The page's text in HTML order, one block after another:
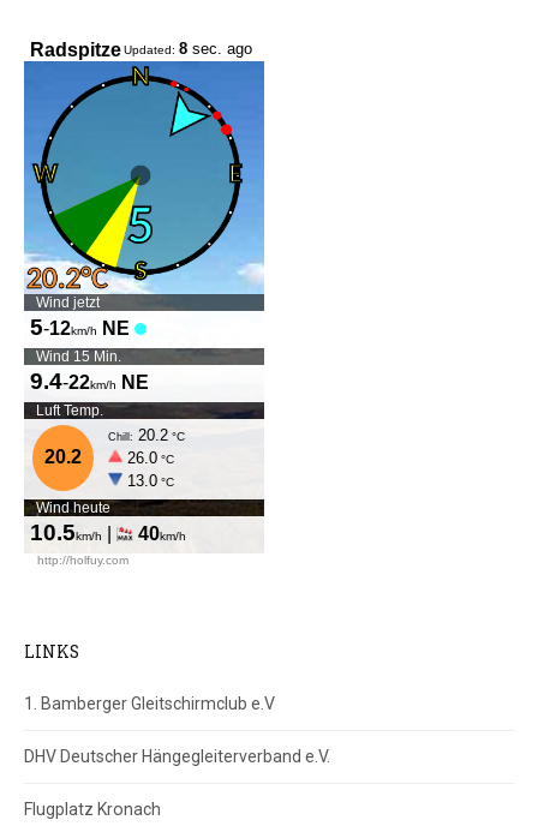
LINKS
1. Bamberger Gleitschirmclub e.V
DHV Deutscher Hängegleiterverband e.V.
Flugplatz Kronach